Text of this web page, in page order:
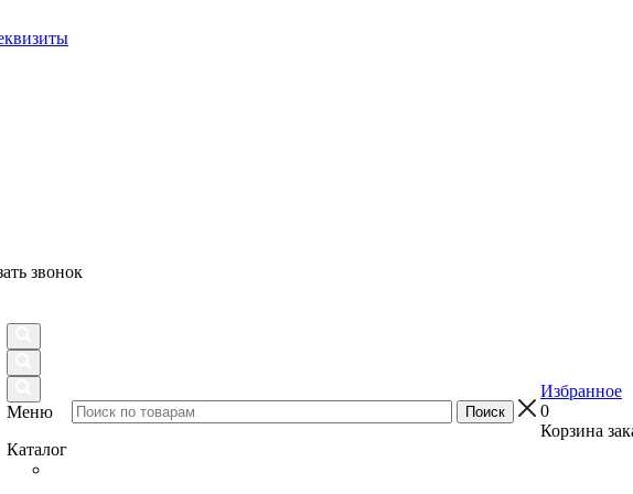
звонок
Меню
Каталог
Избранное
0
Корзина